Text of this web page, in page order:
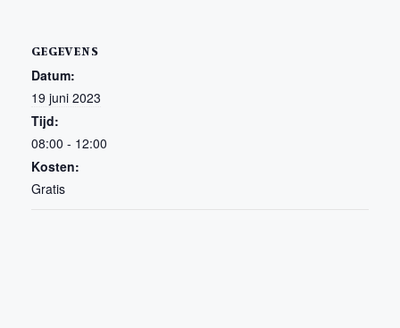
GEGEVENS
Datum:
19 juni 2023
Tijd:
08:00 - 12:00
Kosten:
Gratis